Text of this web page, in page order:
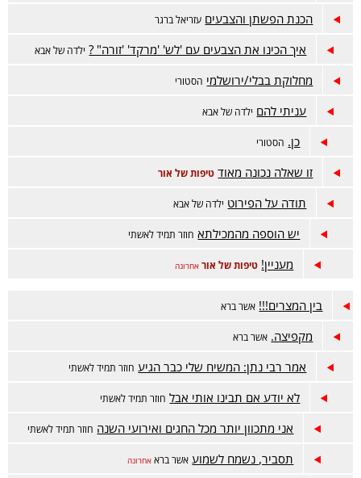
הכנת הפשתן והצבעים עזריאל ברגר
איך הכינו את הצבעים עם 'לש' 'מרקד' 'זורה" ? ילדה של אבא
מחלוקת בבלי/ירושלמי הסטורי
עניתי להם ילדה של אבא
כן. הסטורי
זו שאלה נכונה מאוד טיפות של אור
תודה על הפירוט ילדה של אבא
יש הוספה מהמכילתא חוזר תמיד לאשתי
מעניין! טיפות של אור אחרונה
בין המצרים!!! אשר ברא
מקפיצה. אשר ברא
אמר רבי נתן: המשיח שלי כבר הגיע חוזר תמיד לאשתי
לא יודע אם תבינו אותי אבל חוזר תמיד לאשתי
אני מתכוון יותר מכל החגים ואירועי השנה חוזר תמיד לאשתי
תסביר, נשמח לשמוע אשר ברא אחרונה